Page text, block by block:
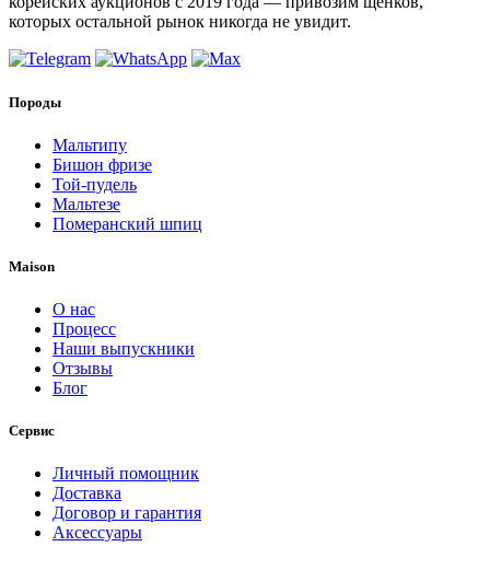
которых остальной рынок никогда не увидит.
Породы
Мальтипу
Бишон фризе
Той-пудель
Мальтезе
Померанский шпиц
Maison
О нас
Процесс
Наши выпускники
Отзывы
Блог
Сервис
Личный помощник
Доставка
Договор и гарантия
Аксессуары